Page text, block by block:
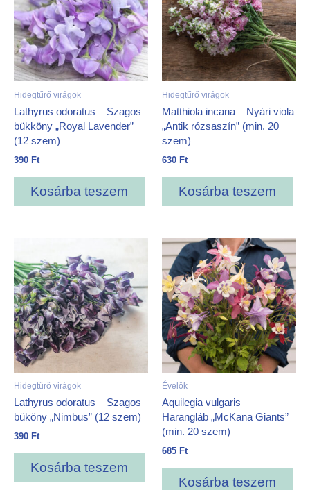
Hidegtűrő virágok
Lathyrus odoratus – Szagos
bükköny „Royal Lavender”
(12 szem)
390 Ft
Kosárba teszem
Hidegtűrő virágok
Matthiola incana – Nyári viola
„Antik rózsaszín” (min. 20
szem)
630 Ft
Kosárba teszem
Hidegtűrő virágok
Lathyrus odoratus – Szagos
büköny „Nimbus” (12 szem)
390 Ft
Kosárba teszem
Évelők
Aquilegia vulgaris –
Harangláb „McKana Giants”
(min. 20 szem)
685 Ft
Kosárba teszem